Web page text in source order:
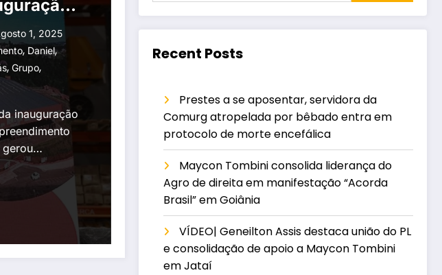
1, 2025
, Daniel,
, Grupo,
inauguração
gerou…
Recent Posts
Prestes a se aposentar, servidora da
Comurg atropelada por bêbado entra em
protocolo de morte encefálica
Maycon Tombini consolida liderança do
Agro de direita em manifestação “Acorda
Brasil” em Goiânia
VÍDEO| Geneilton Assis destaca união do PL
e consolidação de apoio a Maycon Tombini
em Jataí